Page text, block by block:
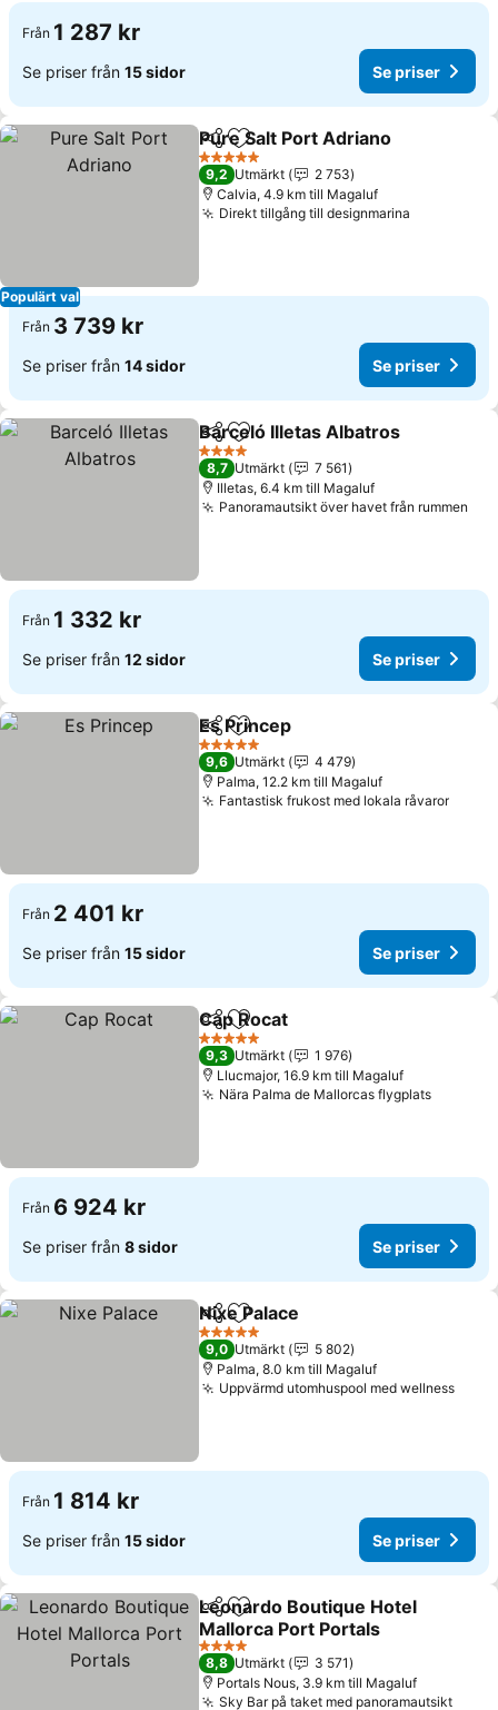
Från 1 287 kr
Se priser från 15 sidor Se priser
Populärt val
Dela Lägg till i Mina Favoriter
Pure Salt Port Adriano
5 Stjärnor
9,2 Utmärkt
2 753
Calvia, 4.9 km till Magaluf
Direkt tillgång till designmarina
Från 3 739 kr
Se priser från 14 sidor Se priser
Dela Lägg till i Mina Favoriter
Barceló Illetas Albatros
4 Stjärnor
8,7 Utmärkt
7 561
Illetas, 6.4 km till Magaluf
Panoramautsikt över havet från rummen
Från 1 332 kr
Se priser från 12 sidor Se priser
Dela Lägg till i Mina Favoriter
Es Princep
5 Stjärnor
9,6 Utmärkt
4 479
Palma, 12.2 km till Magaluf
Fantastisk frukost med lokala råvarorSe
Från 2 401 kr
Se priser från 15 sidor Se priser
Dela Lägg till i Mina Favoriter
Cap Rocat
5 Stjärnor
9,3 Utmärkt
1 976
Llucmajor, 16.9 km till Magaluf
Nära Palma de Mallorcas flygplatsSe
Från 6 924 kr
Se priser från 8 sidor Se priser
Dela Lägg till i Mina Favoriter
Nixe Palace
5 Stjärnor
9,0 Utmärkt
5 802
Palma, 8.0 km till Magaluf
Uppvärmd utomhuspool med wellnessSe
Från 1 814 kr
Se priser från 15 sidor Se priser
Dela Lägg till i Mina Favoriter
Leonardo Boutique Hotel
Mallorca Port Portals
Se priser
4 Stjärnor
8,8 Utmärkt
3 571
Portals Nous, 3.9 km till Magaluf
Sky Bar på taket med panoramautsiktSe